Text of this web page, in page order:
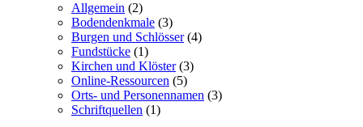
Allgemein (2)
Bodendenkmale (3)
Burgen und Schlösser(4)
Fundstücke (1)
Kirchen und Klöster(3)
Online-Ressourcen (5)
Orts- und Personennamen (3)
Schriftquellen (1)